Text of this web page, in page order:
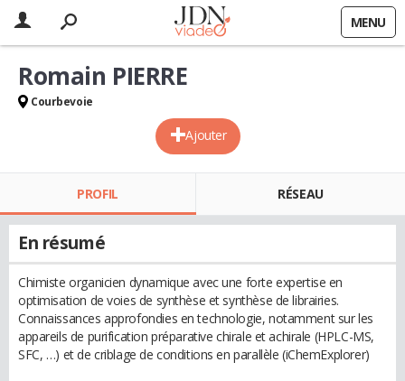
MENU
Ajouter
Romain PIERRE
Courbevoie
PROFIL RÉSEAU
En résumé
Chimiste organicien dynamique avec une forte expertise en
optimisation de voies de synthèse et synthèse de librairies.
Connaissances approfondies en technologie, notamment sur les
appareils de purification préparative chirale et achirale (HPLC-MS,
SFC, …) et de criblage de conditions en parallèle (iChemExplorer)